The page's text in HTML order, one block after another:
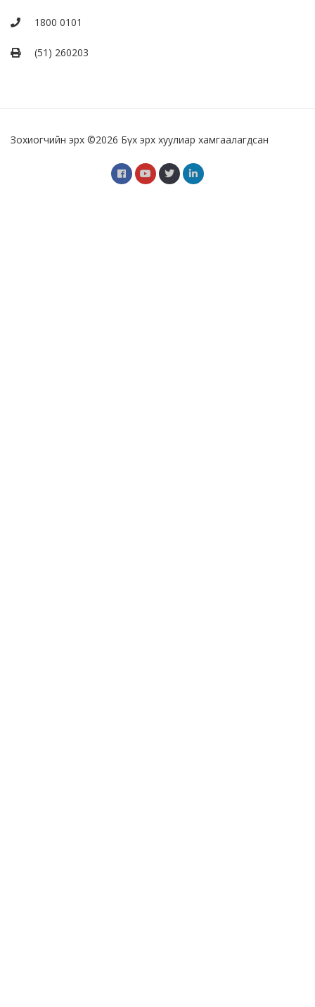
1800 0101
(51) 260203
Зохиогчийн эрх ©2026 Бүх эрх хуулиар хамгаалагдсан